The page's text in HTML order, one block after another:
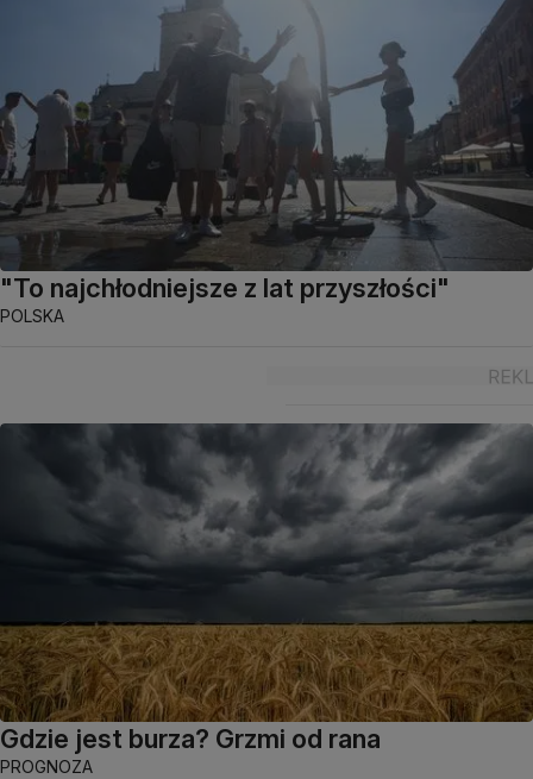
"To najchłodniejsze z lat przyszłości"
POLSKA
Gdzie jest burza? Grzmi od rana
PROGNOZA